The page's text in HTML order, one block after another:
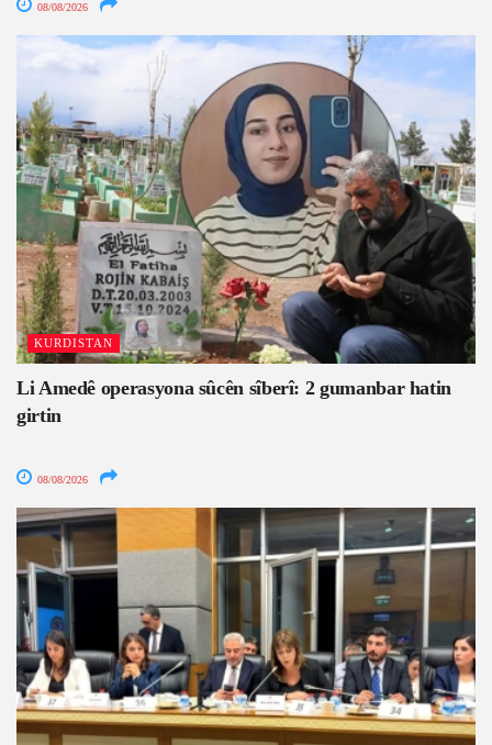
08/08/2026
KURDISTAN
Li Amedê operasyona sûcên sîberî: 2 gumanbar hatin
girtin
08/08/2026